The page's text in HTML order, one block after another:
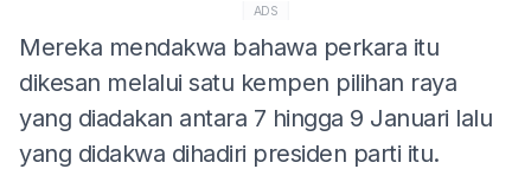
ADS
Mereka mendakwa bahawa perkara itu
dikesan melalui satu kempen pilihan raya
yang diadakan antara 7 hingga 9 Januari lalu
yang didakwa dihadiri presiden parti itu.